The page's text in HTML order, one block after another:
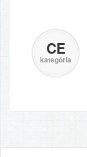
CE
kategória